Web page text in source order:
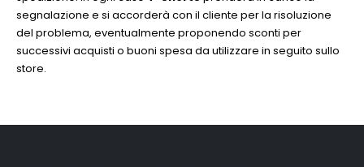
segnalazione e si accorderà con il cliente per la risoluzione
del problema, eventualmente proponendo sconti per
successivi acquisti o buoni spesa da utilizzare in seguito sullo
store.